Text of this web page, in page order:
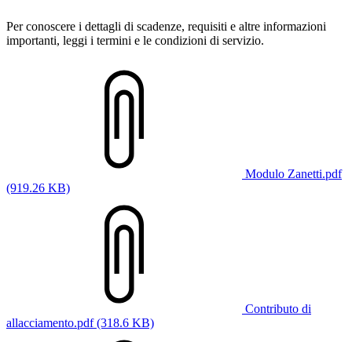
Per conoscere i dettagli di scadenze, requisiti e altre informazioni
importanti, leggi i termini e le condizioni di servizio.
Modulo Zanetti.pdf
(919.26 KB)
Contributo di
allacciamento.pdf (318.6 KB)